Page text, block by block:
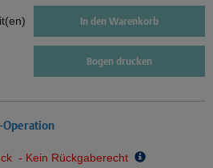
In den Warenkorb
Bogen drucken
- Kein Rückgaberecht